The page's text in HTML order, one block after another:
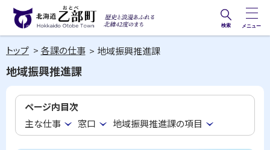
へ
メ
ニ
ュ
北海道乙部町
Hokkaido Otobe Town
歴史と
浪漫あ
北緯42
度のま
ち
検索 メニュー
トップ 各課の仕事 地域振興推進課
地域振興推進課
ページ内目次
主な仕事
窓口 地域振興推進課の項目